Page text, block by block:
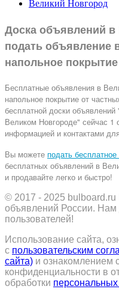
Великий Новгород
Доска объявлений
подать объявление
напольное покрытие
Бесплатные объявления в
напольное покрытие от
бесплатной доски
Великом Новгороде" сейчас
информацией и контактами
Вы можете подать
бесплатных объявлений в
и продавайте легко и быстро!
© 2017 - 2025 bulboard.ru
объявлений России. Нам
пользователей!
Использование сайта,
с пользовательским
сайта) и ознакомлением
конфиденциальности в
обработки